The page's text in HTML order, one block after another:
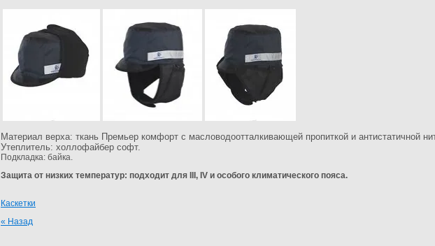
Материал верха: ткань Премьер комфорт с масловодоотталкивающей пропиткой и антистатичной
Утеплитель: холлофайбер софт.
Подкладка: байка.
Защита от низких температур: подходит для III, IV и особого климатического пояса.
Каскетки
« Назад